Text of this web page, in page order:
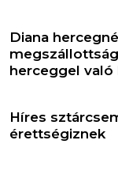
Diana
herceggel való
Híres
érettségiznek